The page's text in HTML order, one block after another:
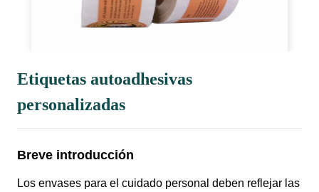
Etiquetas autoadhesivas
personalizadas